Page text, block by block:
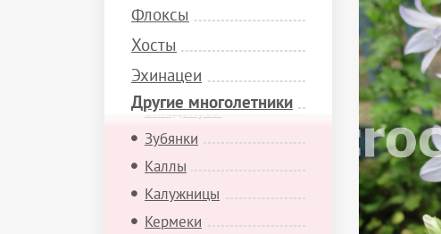
Флоксы
Хосты
Эхинацеи
Другие многолетники
Дербенники
Дицентры
Додекатеоны
Зигаденусы
Зубянки
Каллы
Калужницы
Кермеки